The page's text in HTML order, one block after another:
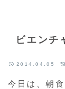
ビエンチ
2014.04.05
今日は、朝